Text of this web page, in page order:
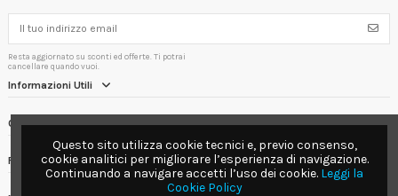
Resta aggiornato su sconti ed offerte. Ti potrai
cancellare quando vuoi.
Informazioni Utili
Contact us
Follow us
Questo sito utilizza cookie tecnici e, previo consenso,
cookie analitici per migliorare l’esperienza di navigazione.
Continuando a navigare accetti l’uso dei cookie. Leggi la
Cookie Policy